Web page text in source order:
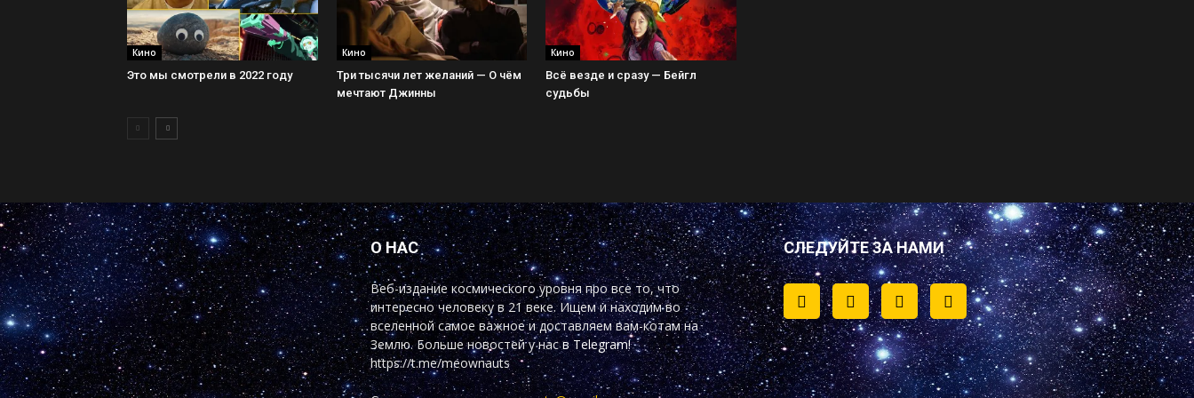
Кино
Это мы смотрели в 2022 году
Кино
Три тысячи лет желаний — О чём
мечтают Джинны
Кино
Всё везде и сразу — Бейгл
судьбы
О НАС
Веб-издание космического уровня про все то, что
интересно человеку в 21 веке. Ищем и находим во
вселенной самое важное и доставляем вам-котам на
Землю. Больше новостей у насв Telegram!
https://t.me/meownauts
СЛЕДУЙТЕ ЗА НАМИ